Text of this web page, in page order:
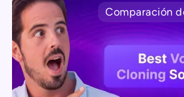
Comparación